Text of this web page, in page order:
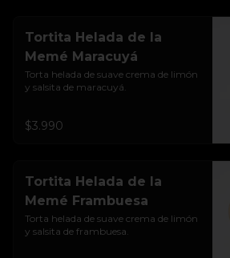
Tortita Helada de la
Memé Maracuyá
Torta helada de suave crema de limón
y salsita de maracuyá.
$3.990
Tortita Helada de la
Memé Frambuesa
Torta helada de suave crema de limón
y salsita de frambuesa.